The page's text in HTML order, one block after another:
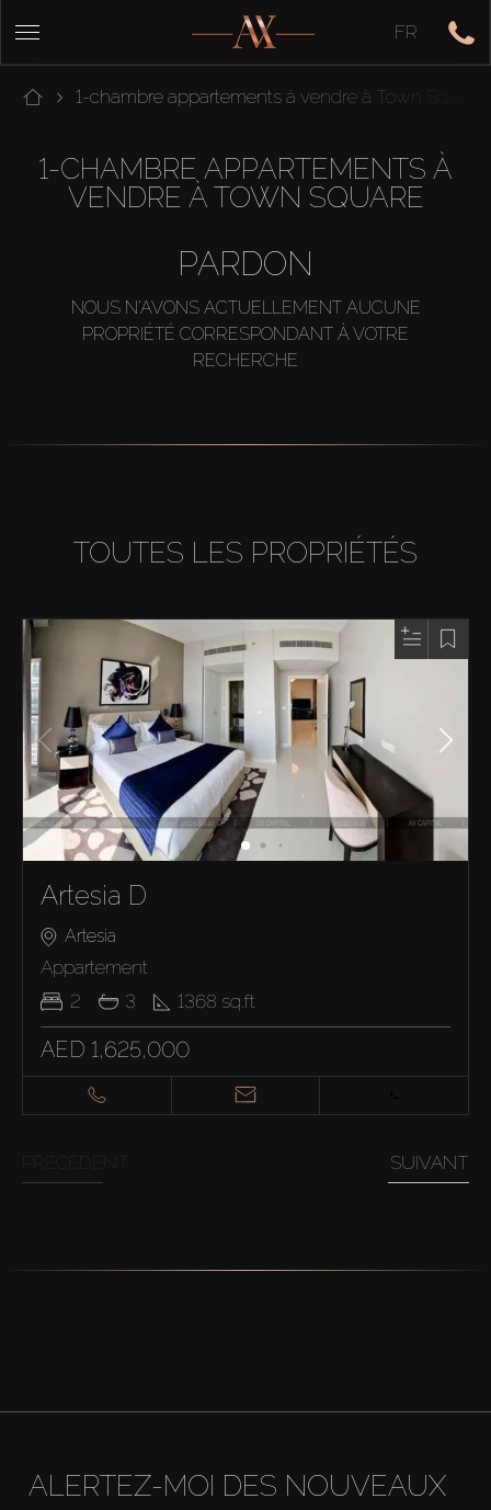
FR
1-chambre appartements à vendre à Town Square
1-CHAMBRE APPARTEMENTS À
VENDRE À TOWN SQUARE
PARDON
NOUS N'AVONS ACTUELLEMENT AUCUNE
PROPRIÉTÉ CORRESPONDANT À VOTRE
RECHERCHE
TOUTES LES PROPRIÉTÉS
Artesia D
Artesia
Appartement
2
3 1368 sq.ft
AED 1,625,000
SUIVANT
ALERTEZ-MOI DES NOUVEAUX